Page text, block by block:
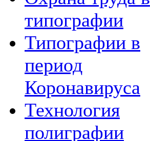
типографии
Типографии в
период
Коронавируса
Технология
полиграфии